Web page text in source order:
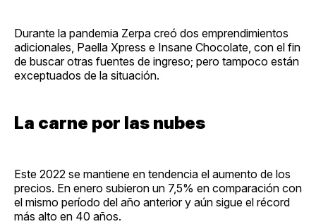
Durante la pandemia Zerpa creó dos emprendimientos
adicionales, Paella Xpress e Insane Chocolate, con el fin
de buscar otras fuentes de ingreso; pero tampoco están
exceptuados de la situación.
La carne por las nubes
Este 2022 se mantiene en tendencia el aumento de los
precios. En enero subieron un 7,5% en comparación con
el mismo período del año anterior y aún sigue el récord
más alto en 40 años.